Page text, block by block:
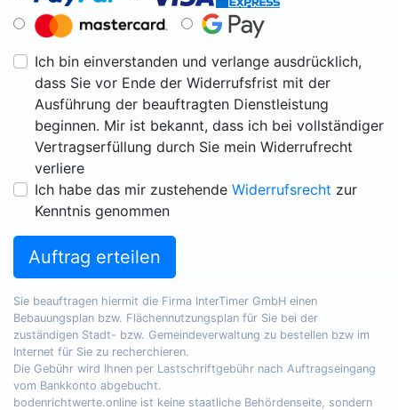
Ich bin einverstanden und verlange ausdrücklich,
dass Sie vor Ende der Widerrufsfrist mit der
Ausführung der beauftragten Dienstleistung
beginnen. Mir ist bekannt, dass ich bei vollständiger
Vertragserfüllung durch Sie mein Widerrufrecht
verliere
Ich habe das mir zustehende Widerrufsrecht zur
Kenntnis genommen
Auftrag erteilen
Sie beauftragen hiermit die Firma InterTimer GmbH einen
Bebauungsplan bzw. Flächennutzungsplan für Sie bei der
zuständigen Stadt- bzw. Gemeindeverwaltung zu bestellen bzw im
Internet für Sie zu recherchieren.
Die Gebühr wird Ihnen per Lastschriftgebühr nach Auftragseingang
vom Bankkonto abgebucht.
bodenrichtwerte.online ist keine staatliche Behördenseite, sondern